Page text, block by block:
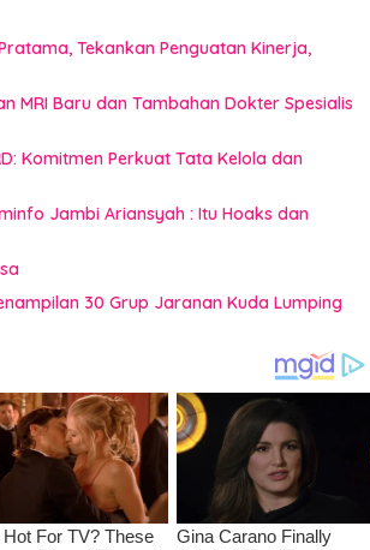
Tekankan Penguatan Kinerja,
MRI Baru dan Tambahan Dokter Spesialis
Komitmen Perkuat Tata Kelola dan
Jambi Ariansyah : Itu Hoaks dan
30 Grup Jaranan Kuda Lumping